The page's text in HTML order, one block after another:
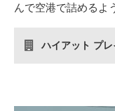
んで空港で詰めるよ
ハイアット プ